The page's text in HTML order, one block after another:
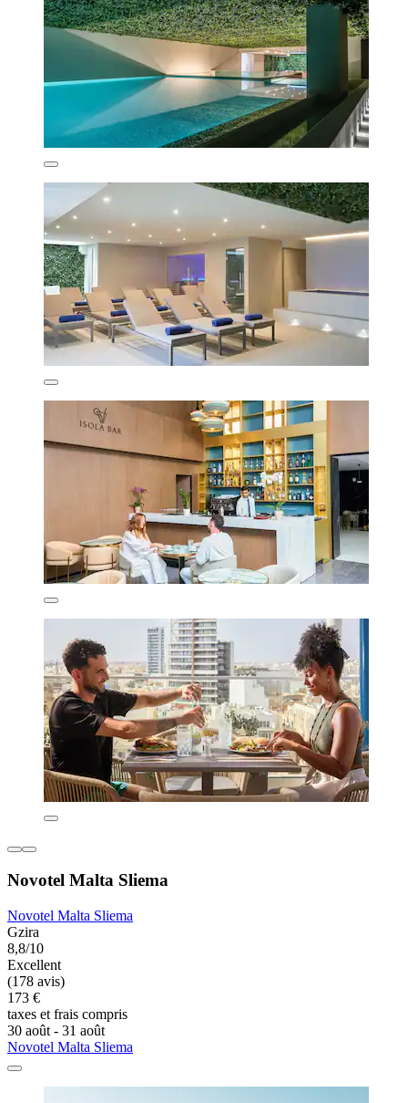
Novotel Malta Sliema
Novotel Malta Sliema
Gzira
8,8/10
Excellent
(178 avis)
173 €
taxes et frais compris
30 août - 31 août
Novotel Malta Sliema